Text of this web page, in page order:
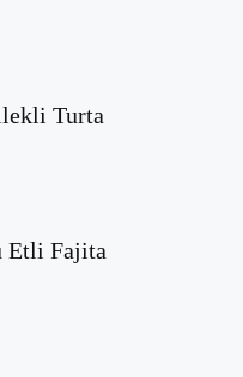
Turta
Etli Fajita